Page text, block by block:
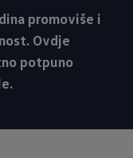
promoviše i
Ovdje
potpuno